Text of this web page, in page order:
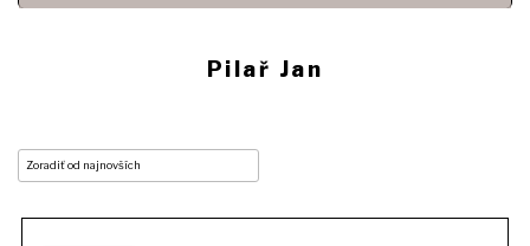
Pilař Jan